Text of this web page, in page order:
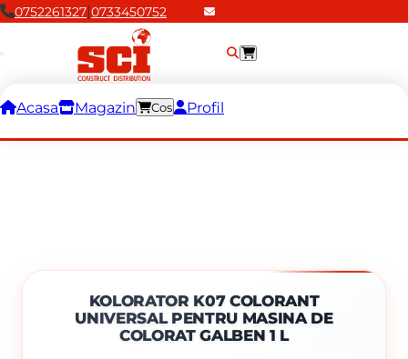
0752261327|0733450752
Acasa Magazin Cos Profil
KOLORATOR K07 COLORANT
UNIVERSAL PENTRU MASINA DE
COLORAT GALBEN 1 L